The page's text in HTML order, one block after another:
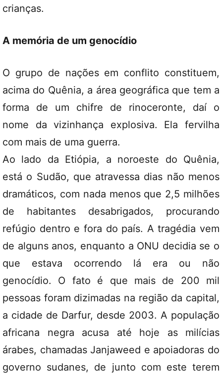
crianças.
A memória de um genocídio
O grupo de nações em conflito constituem,
acima do Quênia, a área geográfica que tem a
forma de um chifre de rinoceronte, daí o
nome da vizinhança explosiva. Ela fervilha
com mais de uma guerra.
Ao lado da Etiópia, a noroeste do Quênia,
está o Sudão, que atravessa dias não menos
dramáticos, com nada menos que 2,5 milhões
de habitantes desabrigados, procurando
refúgio dentro e fora do país. A tragédia vem
de alguns anos, enquanto a ONU decidia se o
que estava ocorrendo lá era ou não
genocídio. O fato é que mais de 200 mil
pessoas foram dizimadas na região da capital,
a cidade de Darfur, desde 2003. A população
africana negra acusa até hoje as milícias
árabes, chamadas Janjaweed e apoiadoras do
governo sudanes, de junto com este terem